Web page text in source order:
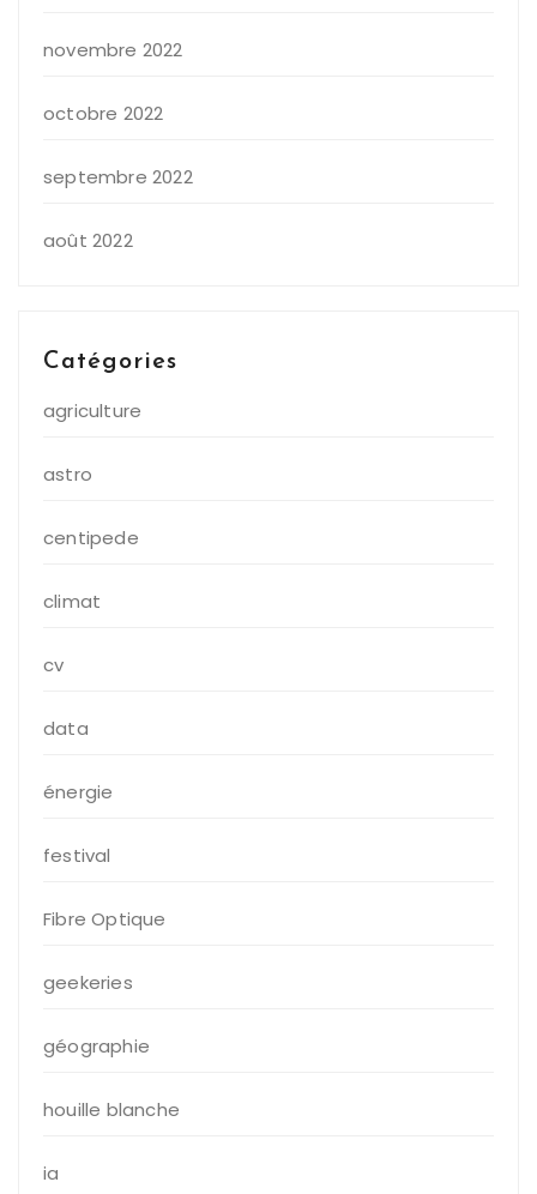
novembre 2022
octobre 2022
septembre 2022
août 2022
Catégories
agriculture
astro
centipede
climat
cv
data
énergie
festival
Fibre Optique
geekeries
géographie
houille blanche
ia